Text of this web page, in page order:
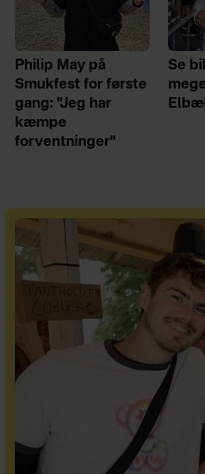
Philip May på
Smukfest for første
gang: "Jeg har
kæmpe
forventninger"
Se